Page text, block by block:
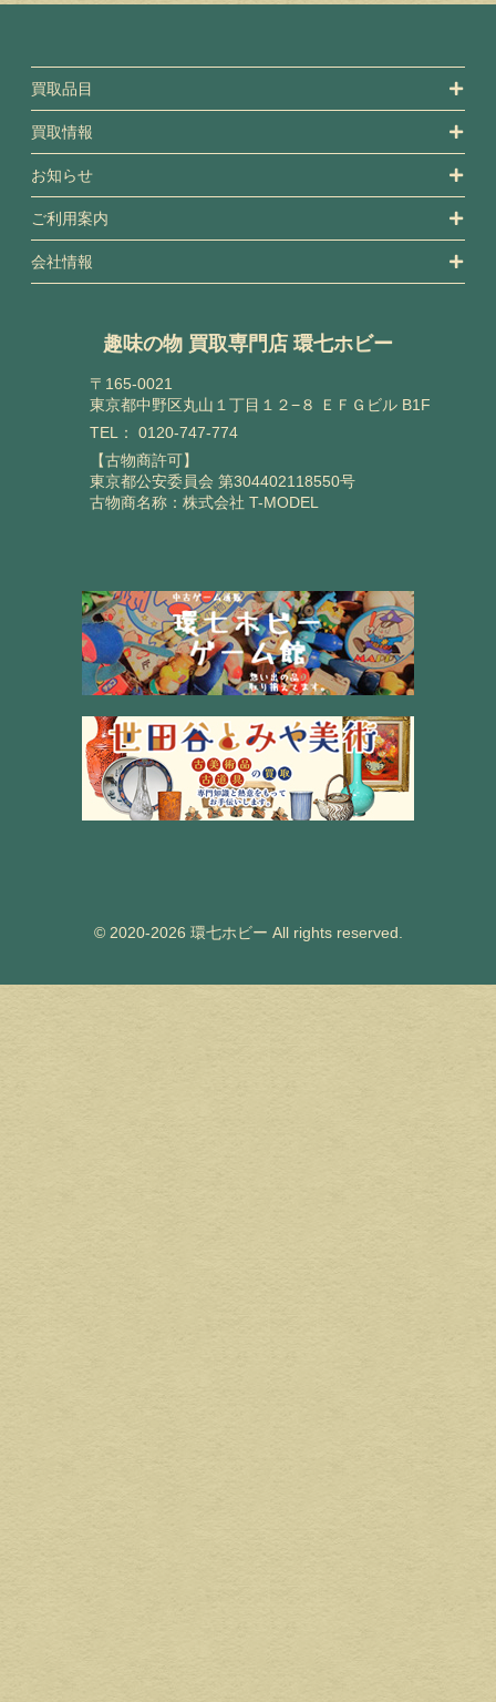
買取品目
買取情報
お知らせ
ご利用案内
会社情報
趣味の物 買取専門店 環七ホビー
〒165-0021
東京都中野区丸山１丁目１２−８ ＥＦＧビル B1F
TEL： 0120-747-774
【古物商許可】
東京都公安委員会 第304402118550号
古物商名称：株式会社 T-MODEL
© 2020-2026 環七ホビー All rights reserved.